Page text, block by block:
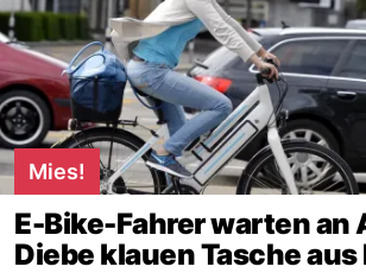
Mies!
E-Bike-Fahrer warten an
Diebe klauen Tasche aus